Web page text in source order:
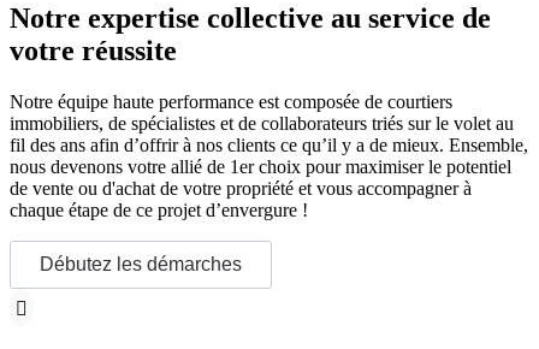
Notre expertise collective au service de
votre réussite
Notre équipe haute performance est composée de courtiers
immobiliers, de spécialistes et de collaborateurs triés sur le volet au
fil des ans afin d’offrir à nos clients ce qu’il y a de mieux. Ensemble,
nous devenons votre allié de 1er choix pour maximiser le potentiel
de vente ou d'achat de votre propriété et vous accompagner à
chaque étape de ce projet d’envergure !
Débutez les démarches